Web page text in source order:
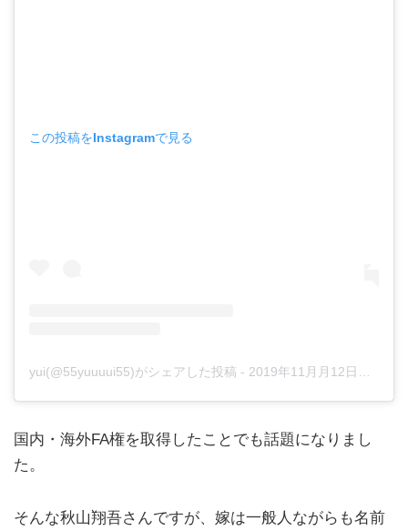
この投稿をInstagramで見る
yui(@55yuuuui55)がシェアした投稿 - 2019年11月月12日午前12時41分PST
国内・海外FA権を取得したことでも話題になりまし
た。
そんな秋山翔吾さんですが、嫁は一般人ながらも名前